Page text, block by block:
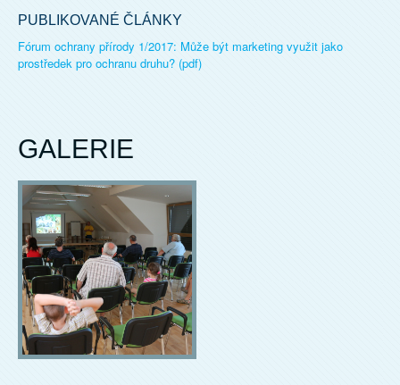
PUBLIKOVANÉ ČLÁNKY
Fórum ochrany přírody 1/2017: Může být marketing využit jako
prostředek pro ochranu druhu? (pdf)
GALERIE